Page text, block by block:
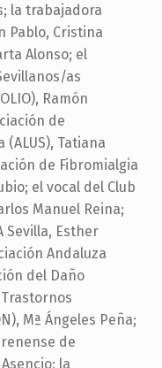
la trabajadora
Pablo, Cristina
Alonso; el
as
Ramón
de
Tatiana
de Fibromialgia
el vocal del Club
Manuel Reina;
Sevilla, Esther
Andaluza
del Daño
Mª Ángeles Peña;
de
la